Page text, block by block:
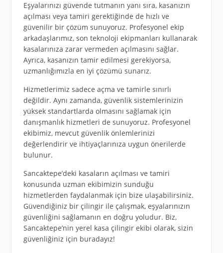
Eşyalarınızı güvende tutmanın yanı sıra, kasanızın
açılması veya tamiri gerektiğinde de hızlı ve
güvenilir bir çözüm sunuyoruz. Profesyonel ekip
arkadaşlarımız, son teknoloji ekipmanları kullanarak
kasalarınıza zarar vermeden açılmasını sağlar.
Ayrıca, kasanızın tamir edilmesi gerekiyorsa,
uzmanlığımızla en iyi çözümü sunarız.
Hizmetlerimiz sadece açma ve tamirle sınırlı
değildir. Aynı zamanda, güvenlik sistemlerinizin
yüksek standartlarda olmasını sağlamak için
danışmanlık hizmetleri de sunuyoruz. Profesyonel
ekibimiz, mevcut güvenlik önlemlerinizi
değerlendirir ve ihtiyaçlarınıza uygun önerilerde
bulunur.
Sancaktepe’deki kasaların açılması ve tamiri
konusunda uzman ekibimizin sunduğu
hizmetlerden faydalanmak için bize ulaşabilirsiniz.
Güvendiğiniz bir çilingir ile çalışmak, eşyalarınızın
güvenliğini sağlamanın en doğru yoludur. Biz,
Sancaktepe’nin yerel kasa çilingir ekibi olarak, sizin
güvenliğiniz için buradayız!